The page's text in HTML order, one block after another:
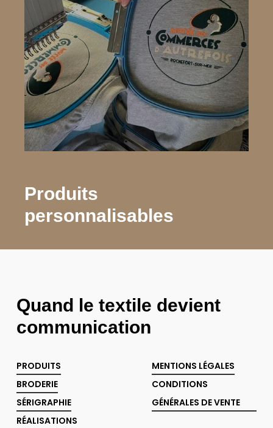
Produits
personnalisables
Quand le textile devient
communication
PRODUITS
BRODERIE
SÉRIGRAPHIE
RÉALISATIONS
MENTIONS LÉGALES
CONDITIONS
GÉNÉRALES DE VENTE